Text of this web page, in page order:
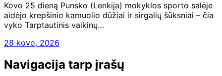
Kovo 25 dieną Punsko (Lenkija) mokyklos sporto salėje
aidėjo krepšinio kamuolio dūžiai ir sirgalių šūksniai – čia
vyko Tarptautinis vaikinų…
28 kovo, 2026
Navigacija tarp įrašų